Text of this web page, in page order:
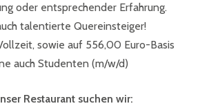
oder entsprechender Erfahrung.
talentierte Quereinsteiger!
sowie auf 556,00 Euro-Basis
auch Studenten (m/w/d)
Restaurant suchen wir: